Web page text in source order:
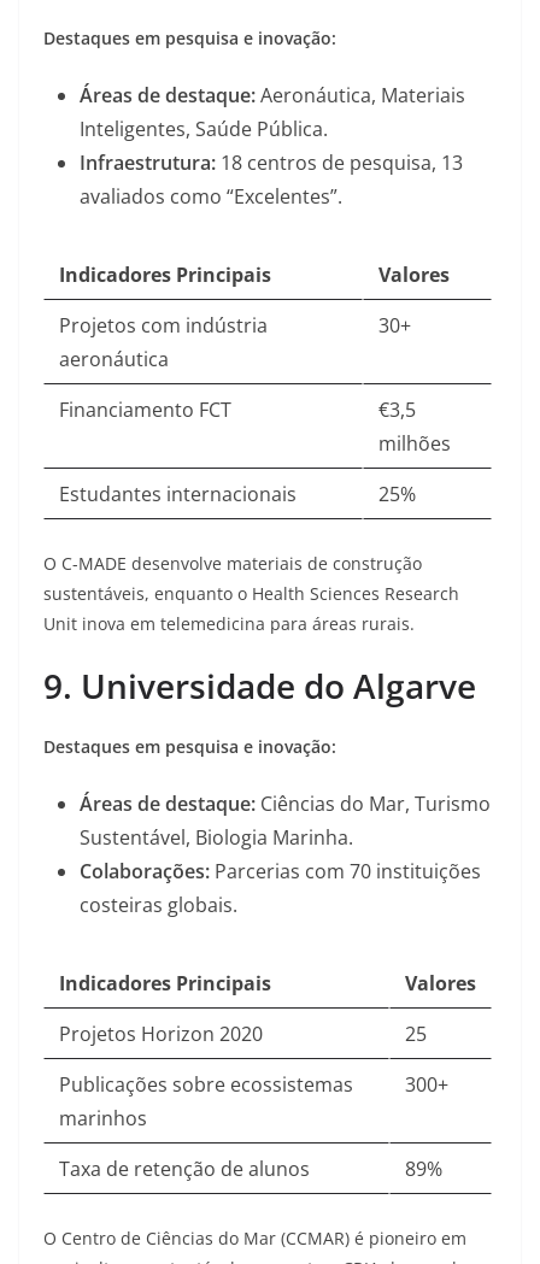
Destaques em pesquisa e inovação:
Áreas de destaque:Aeronáutica, Materiais
Inteligentes, Saúde Pública.
Infraestrutura: 18 centros de pesquisa, 13
avaliados como “Excelentes”.
Indicadores Principais
Valores
Projetos com indústria
aeronáutica
30+
Financiamento FCT
€3,5
milhões
Estudantes internacionais
25%
O C-MADE desenvolve materiais de construção
sustentáveis, enquanto o Health Sciences Research
Unit inova em telemedicina para áreas rurais.
9. Universidade do Algarve
Destaques em pesquisa e inovação:
Áreas de destaque: Ciências do Mar, Turismo
Sustentável, Biologia Marinha.
Colaborações: Parcerias com 70 instituições
costeiras globais.
Indicadores Principais
Valores
Projetos Horizon 2020
25
Publicações sobre ecossistemas
marinhos
300+
Taxa de retenção de alunos 89%
O Centro de Ciências do Mar (CCMAR) é pioneiro em